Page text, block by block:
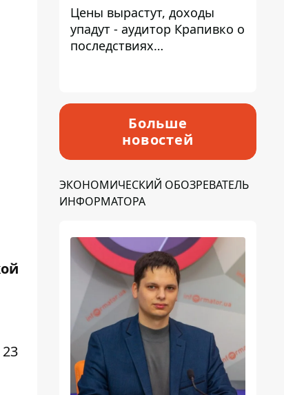
Цены вырастут, доходы
упадут - аудитор Крапивко о
последствиях
Больше
новостей
ЭКОНОМИЧЕСКИЙ ОБОЗРЕВАТЕЛЬ
ИНФОРМАТОРА